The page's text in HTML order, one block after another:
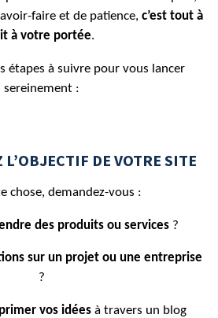
faire et de patience, c’est tout à
à votre portée.
étapes à suivre pour vous lancer
sereinement :
DE VOTRE SITE
chose, demandez-vous :
des produits ou services?
sur un projet ou une entreprise
?
vos idéesà travers un blog